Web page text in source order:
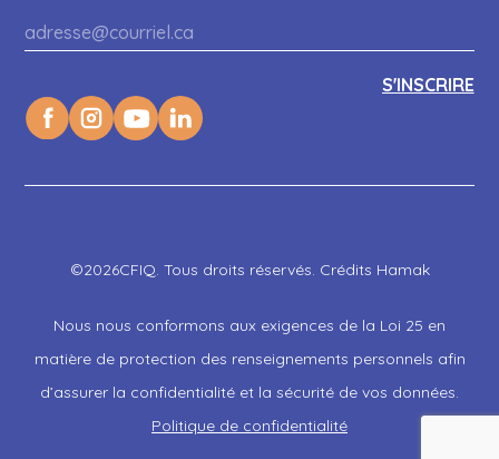
©2026CFIQ. Tous droits réservés. Crédits Hamak
Nous nous conformons aux exigences de la Loi 25 en
matière de protection des renseignements personnels afin
d’assurer la confidentialité et la sécurité de vos données.
Politique de confidentialité